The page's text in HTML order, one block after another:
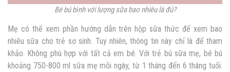
Bé bú bình với lượng sữa bao nhiêu là đủ?
Mẹ có thể xem phần hướng dẫn trên hộp sữa thức để xem bao
nhiêu sữa cho trẻ sơ sinh. Tuy nhiên, thông tin này chỉ là để tham
khảo. Không phù hợp với tất cả em bé. Với trẻ bú sữa mẹ, bé bú
khoảng 750-800 ml sữa mẹ mỗi ngày, từ 1 tháng đến 6 tháng tuổi.